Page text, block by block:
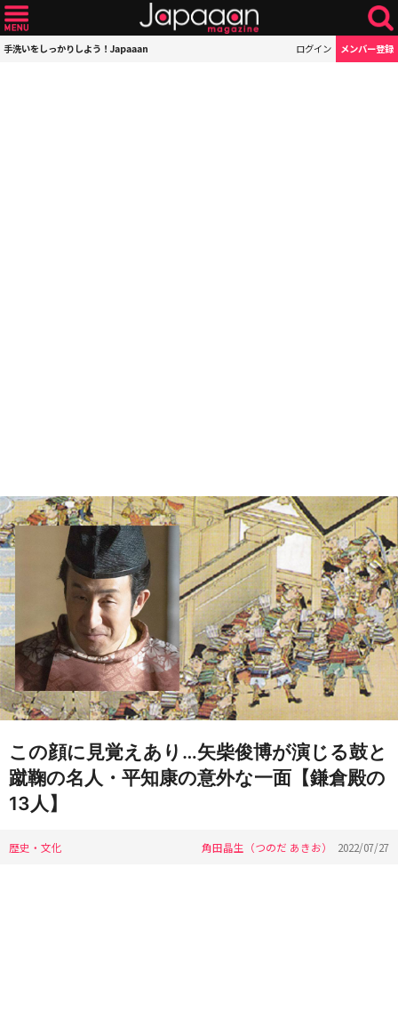
手洗いをしっかりしよう！Japaaan ログイン メンバー登録
この顔に見覚えあり…矢柴俊博が演じる鼓と
蹴鞠の名人・平知康の意外な一面【鎌倉殿の
13人】
歴史・文化 角田晶生（つのだ あきお） 2022/07/27